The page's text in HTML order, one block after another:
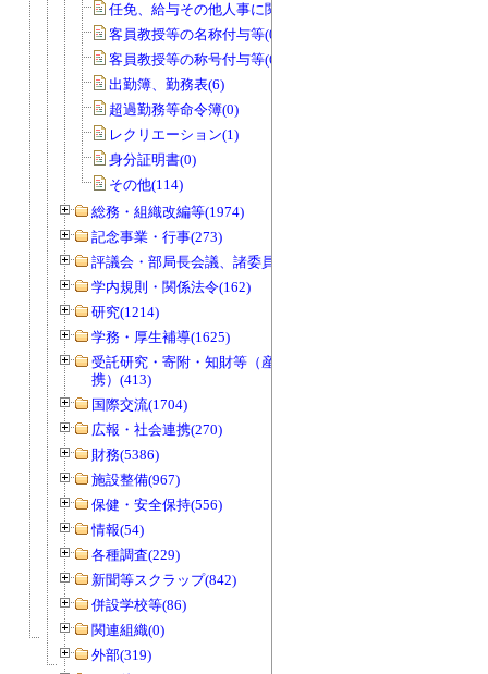
任免、給与その他人事に関する調査(7)
客員教授等の名称付与等(0)
客員教授等の称号付与等(6)
出勤簿、勤務表(6)
超過勤務等命令簿(0)
レクリエーション(1)
身分証明書(0)
その他(114)
総務・組織改編等(1974)
記念事業・行事(273)
評議会・部局長会議、諸委員会等(1466)
学内規則・関係法令(162)
研究(1214)
学務・厚生補導(1625)
受託研究・寄附・知財等（産官学連
携）(413)
国際交流(1704)
広報・社会連携(270)
財務(5386)
施設整備(967)
保健・安全保持(556)
情報(54)
各種調査(229)
新聞等スクラップ(842)
併設学校等(86)
関連組織(0)
外部(319)